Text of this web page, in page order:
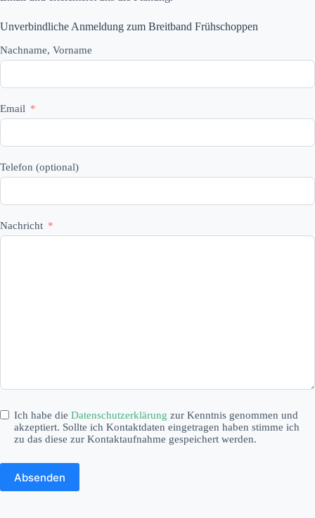
Unverbindliche Anmeldung zum Breitband Frühschoppen
Nachname, Vorname
Email
Telefon (optional)
Nachricht
Ich habe die Datenschutzerklärung zur Kenntnis genommen und
akzeptiert. Sollte ich Kontaktdaten eingetragen haben stimme ich
zu das diese zur Kontaktaufnahme gespeichert werden.
Absenden